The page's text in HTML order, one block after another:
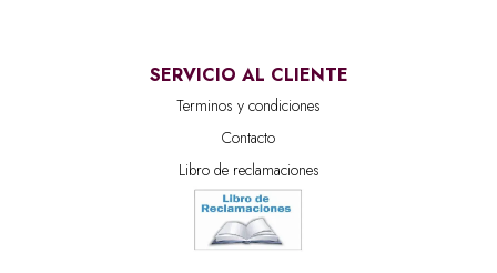
SERVICIO AL CLIENTE
Terminos y condiciones
Contacto
Libro de reclamaciones